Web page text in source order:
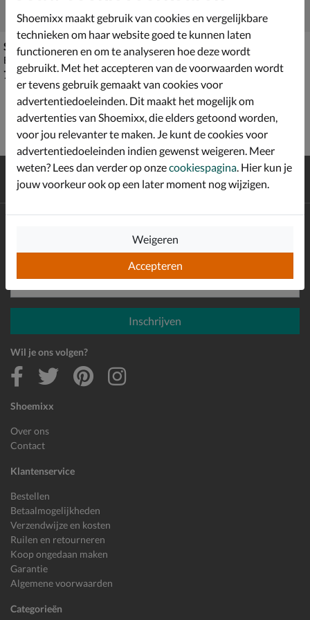
Shoesme
Babyschoenen - goud
€ 79,99
79 ,99
Shoesme
€ 64,99
64 ,99
Gratisverzending en retour*
Achterafbetalen
Shoemixx
Over ons
Contact
Klantenservice
Bestellen
Betaalmogelijkheden
Verzendwijze en kosten
Ruilen en retourneren
Koop ongedaan maken
Garantie
Algemene voorwaarden
Categorieën
Schrijf je in voor de Shoemixx nieuwsbrief en ontvang €10,-
welkomstkorting!
E-mailadres
Inschrijven
Wil je ons volgen?
Shoemixx maakt gebruik van cookies en vergelijkbare
technieken om haar website goed te kunnen laten
functioneren en om te analyseren hoe deze wordt
gebruikt. Met het accepteren van de voorwaarden wordt
er tevens gebruik gemaakt van cookies voor
advertentiedoeleinden. Dit maakt het mogelijk om
advertenties van Shoemixx, die elders getoond worden,
voor jou relevanter te maken. Je kunt de cookies voor
advertentiedoeleinden indien gewenst weigeren. Meer
weten? Lees dan verder op onzecookiespagina . Hier kun je
jouw voorkeur ook op een later moment nog wijzigen.
Accepteren
Weigeren